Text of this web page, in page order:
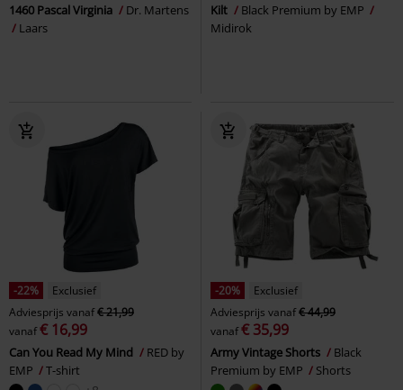
1460 Pascal Virginia
Dr. Martens
Laars
Kilt
Black Premium by EMP
Midirok
-22%
Exclusief
Adviesprijs vanaf€ 21,99
vanaf€ 16,99
Can You Read My Mind
RED by
EMP
T-shirt
-20%
Exclusief
Adviesprijs vanaf€ 44,99
vanaf€ 35,99
Army Vintage Shorts
Black
Premium by EMP
Shorts